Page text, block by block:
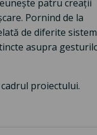
patru creații
Pornind de la
de diferite
asupra
proiectului.